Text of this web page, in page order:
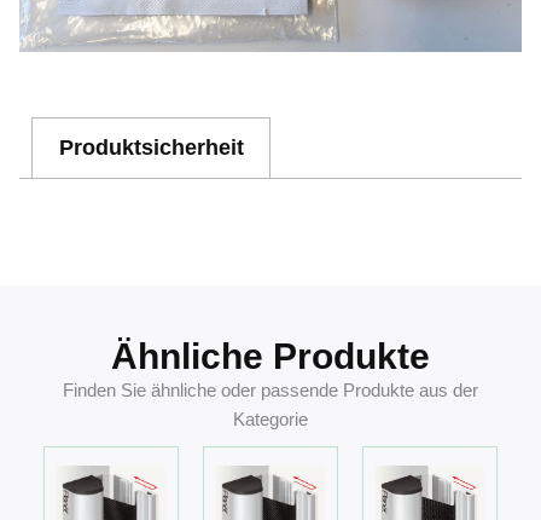
Produktsicherheit
Ähnliche Produkte
Finden Sie ähnliche oder passende Produkte aus der
Kategorie